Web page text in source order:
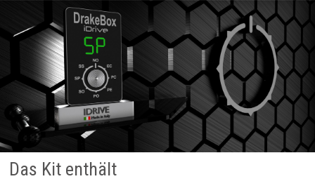
Das Kit enthält